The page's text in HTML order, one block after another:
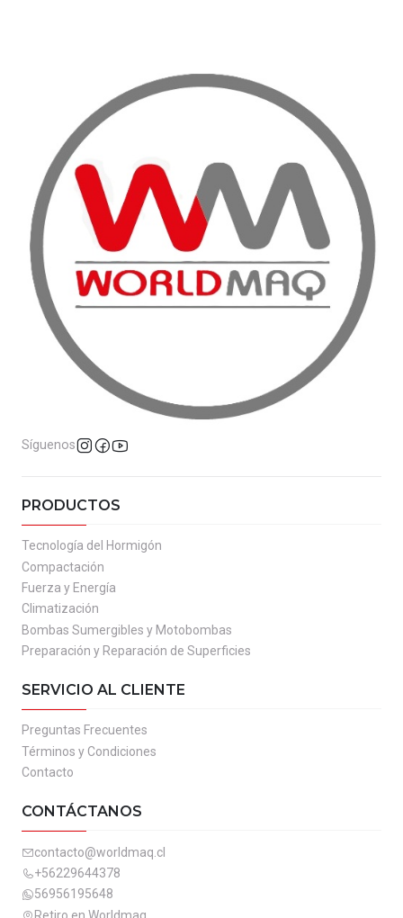
Síguenos
PRODUCTOS
Tecnología del Hormigón
Compactación
Fuerza y Energía
Climatización
Bombas Sumergibles y Motobombas
Preparación y Reparación de Superficies
SERVICIO AL CLIENTE
Preguntas Frecuentes
Términos y Condiciones
Contacto
CONTÁCTANOS
contacto@worldmaq.cl
+56229644378
56956195648
Retiro en Worldmaq